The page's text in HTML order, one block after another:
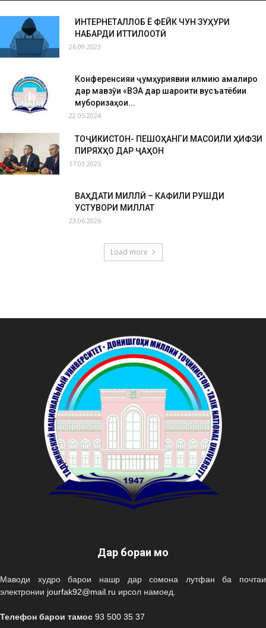
ИНТЕРНЕТҚАЛЛОБ Ё ФЕЙК ЧУН ЗУҲУРИ
НАБАРДИ ИТТИЛООТӢ
26.09.2023
Конференсияи ҷумҳуриявии илмию амалиро
дар мавзӯи «ВЭА дар шароити вусъатёбии
муборизаҳои...
22.05.2024
ТОҶИКИСТОН- ПЕШОҲАНГИ МАСОИЛИ ҲИФЗИ
ПИРЯХҲО ДАР ҶАҲОН
17.03.2025
ВАҲДАТИ МИЛЛӢ – КАФИЛИ РУШДИ
УСТУВОРИ МИЛЛАТ
23.06.2026
Load more
Дар бораи мо
Маводи худро барои нашр дар сомона лутфан ба почтаи
электронии jourfak92@mail.ru ирсол намоед.
Телефон барои тамос 93 500 35 37